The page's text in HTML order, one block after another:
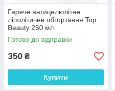
Гаряче антицелюлітне
ліполітичне обгортання Top
Beauty 250 мл
Готово до відправки
350 ₴
Купити